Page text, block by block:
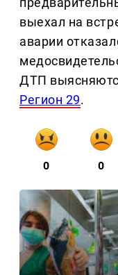
выехал на
аварии
ДТП
Регион 29.
0 0